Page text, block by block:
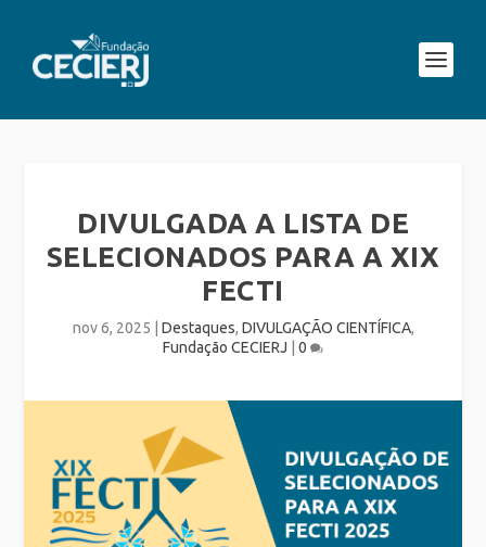
DIVULGADA A LISTA DE
SELECIONADOS PARA A XIX
FECTI
nov 6, 2025 Destaques, DIVULGAÇÃO CIENTÍFICA,
Fundação CECIERJ
0